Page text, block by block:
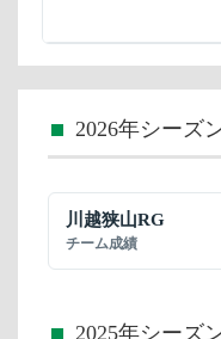
2026年シーズ
川越狭山RG
チーム成績
2025年シーズ